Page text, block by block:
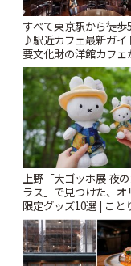
すべて東京駅から徒歩
♪駅近カフェ最新ガイ
要文化財の洋館カフェ
札すぐのレトロ喫茶ま
りっぷ
上野「大ゴッホ展 夜
ラス」で見つけた、オ
限定グッズ10選 | こと